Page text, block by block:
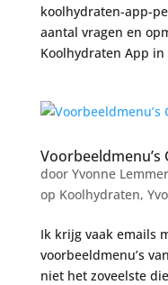
koolhydraten-app-
aantal vragen en
Koolhydraten App
door Yvonne
op Koolhydraten,
Ik krijg vaak emails
voorbeeldmenu’s
niet het zoveelste